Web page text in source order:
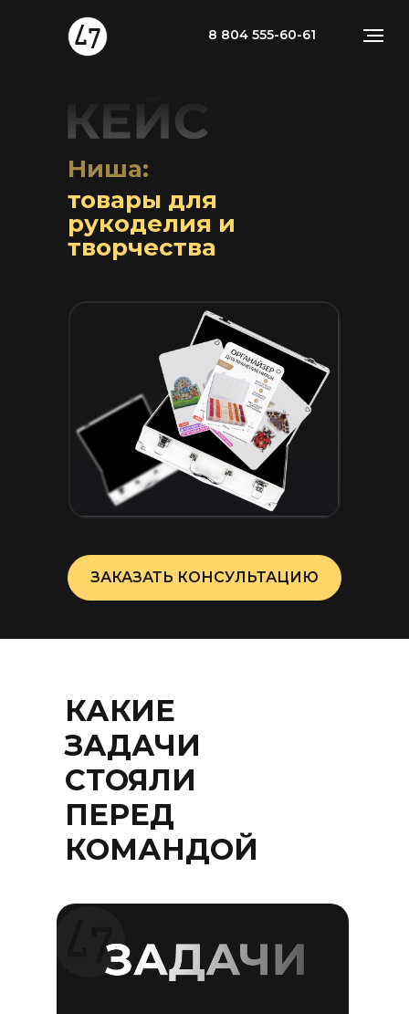
8 804 555-60-61
ЗАКАЗАТЬ КОНСУЛЬТАЦИЮ
товары для
рукоделия и
творчества
Ниша:
КАКИЕ
ЗАДАЧИ
СТОЯЛИ
ПЕРЕД
КОМАНДОЙ